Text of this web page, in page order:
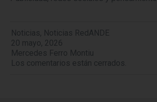
Noticias, Noticias RedANDE
20 mayo, 2026
Mercedes Ferro Montiu
Los comentarios están cerrados.